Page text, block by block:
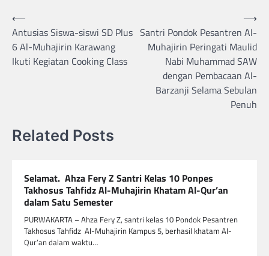
Navigasi
pos
⟵
Antusias Siswa-siswi SD Plus
6 Al-Muhajirin Karawang
Ikuti Kegiatan Cooking Class
Santri Pondok Pesantren Al-
Muhajirin Peringati Maulid
Nabi Muhammad SAW
dengan Pembacaan Al-
Barzanji Selama Sebulan
Penuh
⟶
Related Posts
Selamat. Ahza Fery Z Santri Kelas 10 Ponpes
Takhosus Tahfidz Al-Muhajirin Khatam Al-Qur’an
dalam Satu Semester
PURWAKARTA – Ahza Fery Z, santri kelas 10 Pondok Pesantren
Takhosus Tahfidz Al-Muhajirin Kampus 5, berhasil khatam Al-
Qur’an dalam waktu…